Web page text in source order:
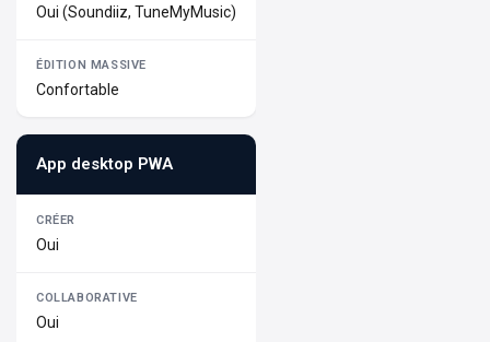
Oui (Soundiiz, TuneMyMusic)
Confortable
App desktop PWA
Oui
Oui